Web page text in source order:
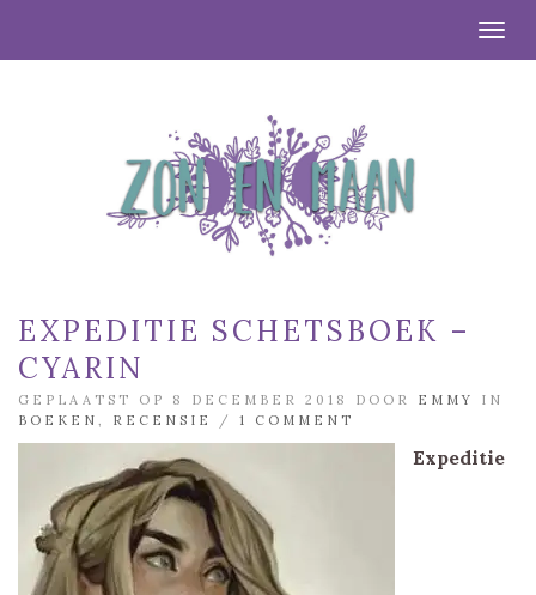
EXPEDITIE SCHETSBOEK –
CYARIN
GEPLAATST OP 8 DECEMBER 2018 DOOR EMMY
IN
BOEKEN
RECENSIE / 1 COMMENT
Expeditie